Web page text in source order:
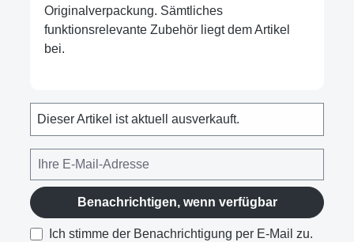
Originalverpackung. Sämtliches
funktionsrelevante Zubehör liegt dem Artikel
bei.
Dieser Artikel ist aktuell ausverkauft.
Benachrichtigen, wenn verfügbar
Ich stimme der Benachrichtigung per E-Mail zu.